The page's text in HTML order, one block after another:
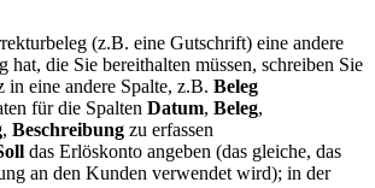
(z.B. eine Gutschrift) eine andere
hat, die Sie bereithalten müssen, schreiben Sie
in eine andere Spalte, z.B. Beleg
für die Spalten Datum, Beleg,
, Beschreibung zu erfassen
das Erlöskonto angeben (das gleiche, das
an den Kunden verwendet wird); in der